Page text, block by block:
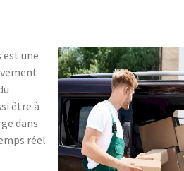
une
être à
dans
réel